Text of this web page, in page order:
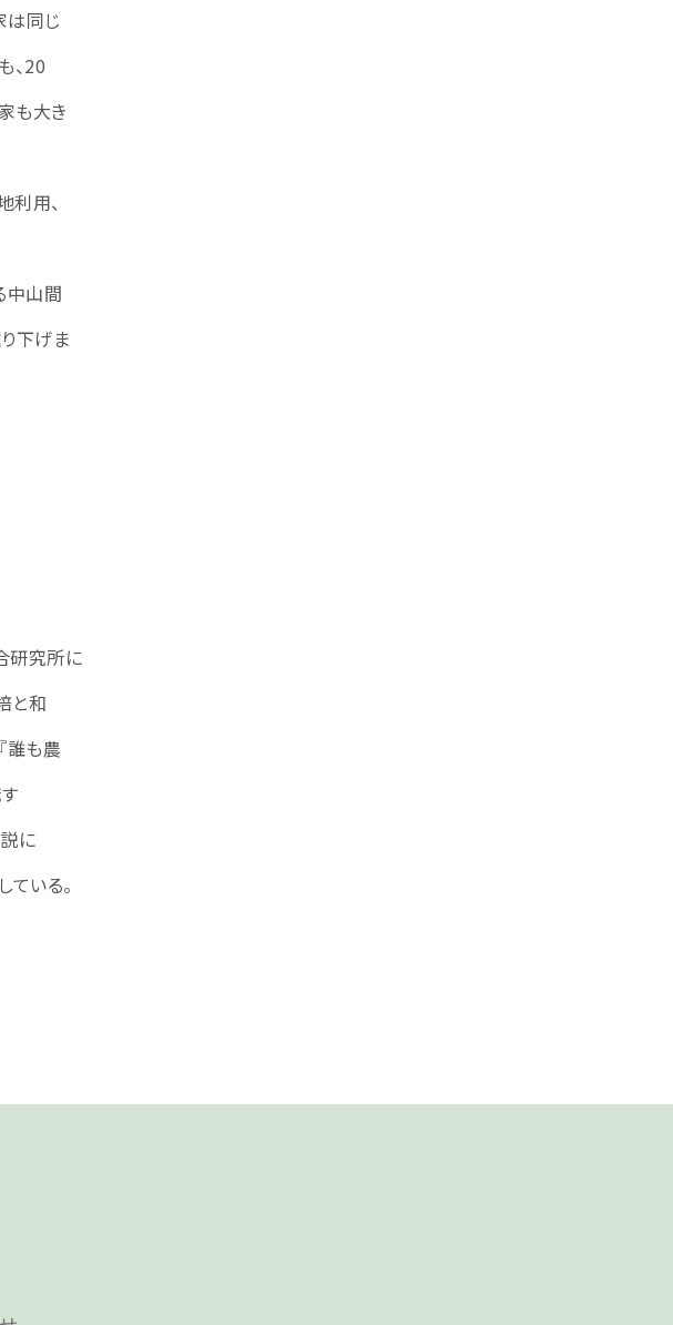
は同じ
、20
も大き
利用、
中山間
下げま
研究所に
と和
誰も農
に
いる。